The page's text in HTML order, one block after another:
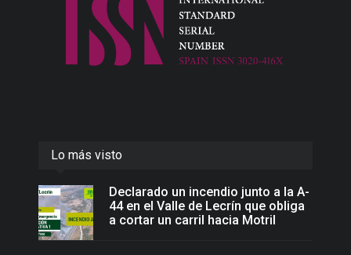
Lo más visto
Declarado un incendio junto a la A-
44 en el Valle de Lecrín que obliga
a cortar un carril hacia Motril